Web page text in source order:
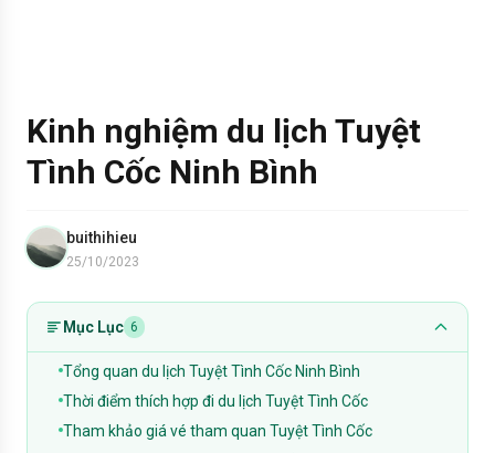
Kinh nghiệm du lịch Tuyệt
Tình Cốc Ninh Bình
buithihieu
25/10/2023
Mục Lục 6
Tổng quan du lịch Tuyệt Tình Cốc Ninh Bình
Thời điểm thích hợp đi du lịch Tuyệt Tình Cốc
Tham khảo giá vé tham quan Tuyệt Tình Cốc